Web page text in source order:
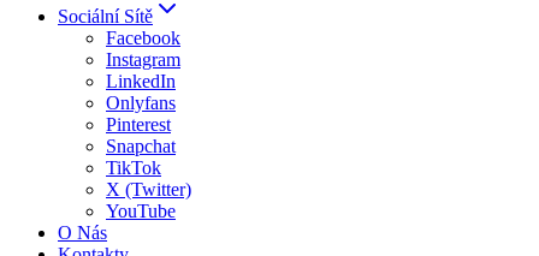
Sociální Sítě
Facebook
Instagram
LinkedIn
Onlyfans
Pinterest
Snapchat
TikTok
X (Twitter)
YouTube
O Nás